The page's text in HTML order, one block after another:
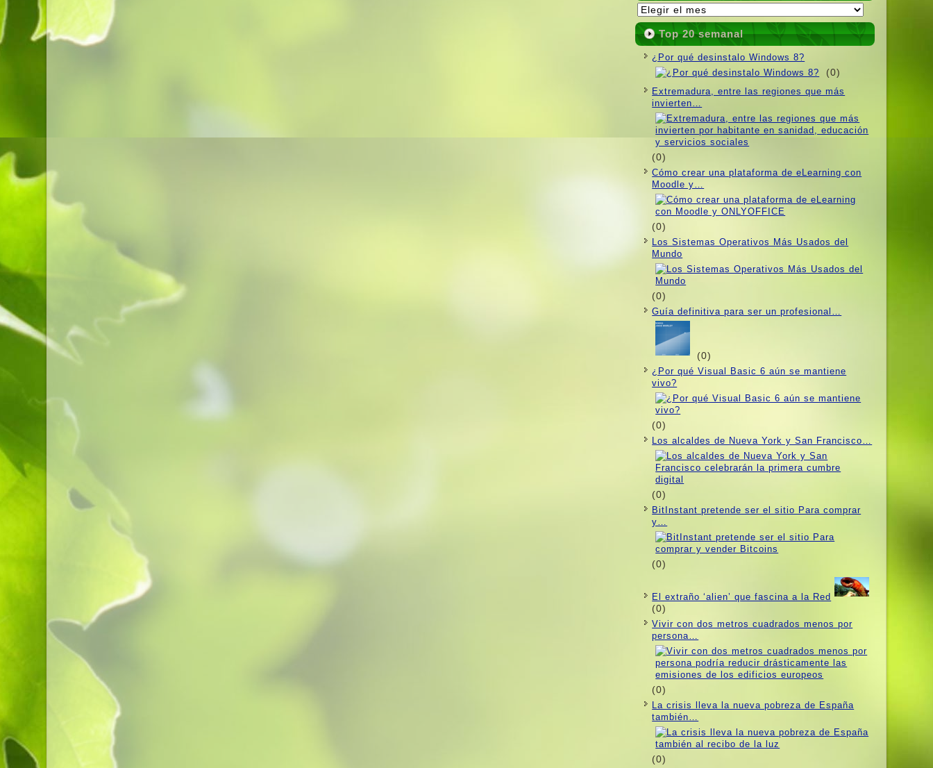
Publicaciones
Top 20 semanal
¿Por qué desinstalo Windows 8?
(0)
Extremadura, entre las regiones que más
invierten…
(0)
Cómo crear una plataforma de eLearning con
Moodle y…
(0)
Los Sistemas Operativos Más Usados ​​del
Mundo
(0)
Guí­a definitiva para ser un profesional…
(0)
¿Por qué Visual Basic 6 aún se mantiene
vivo?
(0)
Los alcaldes de Nueva York y San Francisco…
(0)
BitInstant pretende ser el sitio Para comprar
y…
(0)
El extraño ‘alien’ que fascina a la Red
(0)
Vivir con dos metros cuadrados menos por
persona…
(0)
La crisis lleva la nueva pobreza de España
también…
(0)